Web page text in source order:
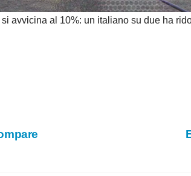
e
avvicina al 10%: un italiano su due ha